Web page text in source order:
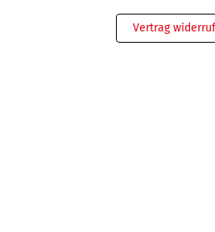
Vertrag